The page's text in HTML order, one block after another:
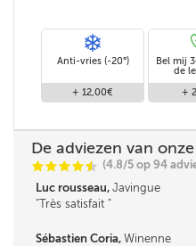
Anti-vries (-20°)
+ 12,00€
Bel mij
de
+
De adviezen van
CCCCi
@ (4.8/5 op 94
Luc rousseau, Javingue
Très satisfait
Sébastien Coria, Winenne